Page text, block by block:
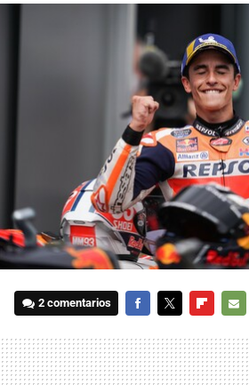
2 comentarios
MAIL